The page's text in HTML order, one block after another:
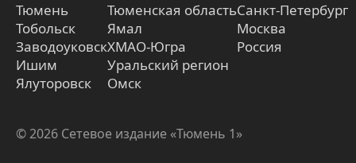
Тюмень
Тобольск
Заводоуковск
Ишим
Ялуторовск
Тюменская область
Ямал
ХМАО-Югра
Уральский регион
Омск
Санкт-Петербург
Москва
Россия
© 2026 Сетевое издание «Тюмень 1»